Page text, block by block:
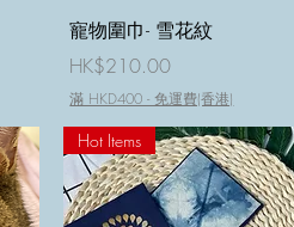
快速瀏覽
寵物圍巾- 雪花紋
價格
HK$210.00
滿 HKD400 - 免運費(香港)
Hot Items